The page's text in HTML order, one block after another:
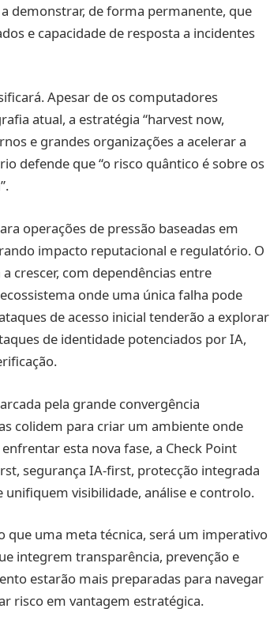
demonstrar, de forma permanente, que
e capacidade de resposta a incidentes
Apesar de os computadores
atual, a estratégia “harvest now,
e grandes organizações a acelerar a
defende que “o risco quântico é sobre os
operações de pressão baseadas em
impacto reputacional e regulatório. O
crescer, com dependências entre
onde uma única falha pode
de acesso inicial tenderão a explorar
de identidade potenciados por IA,
pela grande convergência
colidem para criar um ambiente onde
esta nova fase, a Check Point
segurança IA-first, protecção integrada
visibilidade, análise e controlo.
que uma meta técnica, será um imperativo
integrem transparência, prevenção e
estarão mais preparadas para navegar
risco em vantagem estratégica.